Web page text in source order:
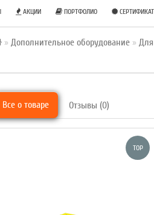
АКЦИИ ПОРТФОЛИО
Дополнительное оборудование
Все о товаре Отзывы (0)
TOP